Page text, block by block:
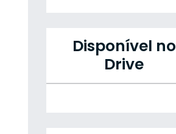
Disponível no
Drive